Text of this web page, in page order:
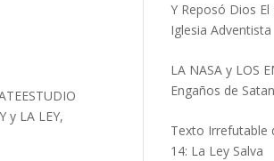
y LA LEY,
Y Reposó Dios El
Iglesia Adventista
LA NASA y LOS
Engaños de
Texto Irrefutable
14: La Ley Salva